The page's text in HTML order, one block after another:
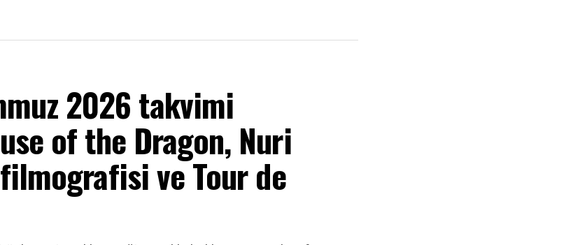
2026 takvimi
of the Dragon, Nuri
ve Tour de